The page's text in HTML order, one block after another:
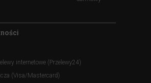
internetowe (Przelewy24)
(Visa/Mastercard)